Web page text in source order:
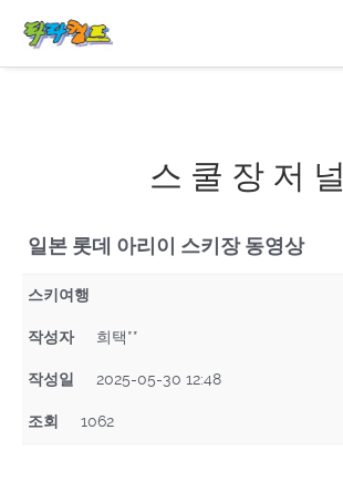
스 쿨 장 저 널
일본 롯데 아리이 스키장 동영상
스키여행
작성자 희택**
작성일 2025-05-30 12:48
조회 1062